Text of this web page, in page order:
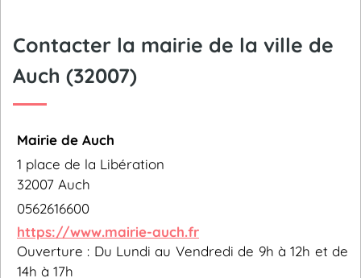
Contacter la mairie de la ville de
Auch (32007)
Mairie de Auch
1 place de la Libération
32007 Auch
0562616600
https://www.mairie-auch.fr
Ouverture : Du Lundi au Vendredi de 9h à 12h et de
14h à 17h